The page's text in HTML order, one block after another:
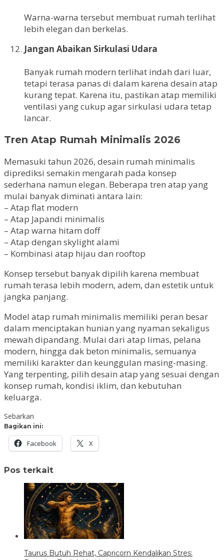
Warna-warna tersebut membuat rumah terlihat
lebih elegan dan berkelas.
Jangan Abaikan Sirkulasi Udara
Banyak rumah modern terlihat indah dari luar,
tetapi terasa panas di dalam karena desain atap
kurang tepat. Karena itu, pastikan atap memiliki
ventilasi yang cukup agar sirkulasi udara tetap
lancar.
Tren Atap Rumah Minimalis 2026
Memasuki tahun 2026, desain rumah minimalis
diprediksi semakin mengarah pada konsep
sederhana namun elegan. Beberapa tren atap yang
mulai banyak diminati antara lain:
– Atap flat modern
– Atap Japandi minimalis
– Atap warna hitam doff
– Atap dengan skylight alami
– Kombinasi atap hijau dan rooftop
Konsep tersebut banyak dipilih karena membuat
rumah terasa lebih modern, adem, dan estetik untuk
jangka panjang.
Model atap rumah minimalis memiliki peran besar
dalam menciptakan hunian yang nyaman sekaligus
mewah dipandang. Mulai dari atap limas, pelana
modern, hingga dak beton minimalis, semuanya
memiliki karakter dan keunggulan masing-masing.
Yang terpenting, pilih desain atap yang sesuai dengan
konsep rumah, kondisi iklim, dan kebutuhan
keluarga.
Sebarkan
Bagikan ini:
Facebook X
Pos terkait
Taurus Butuh Rehat, Capricorn Kendalikan Stres: